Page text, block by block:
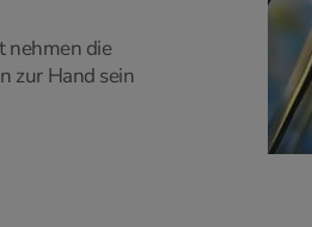
nehmen die
zur Hand sein